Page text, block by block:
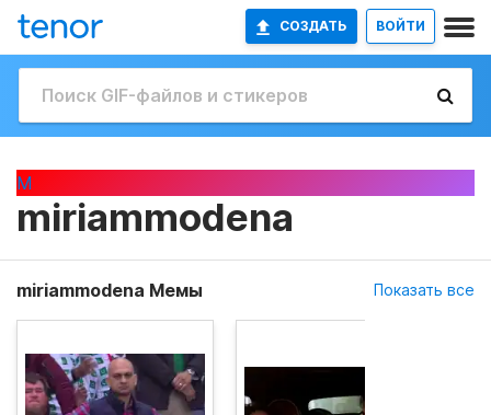
СОЗДАТЬ ВОЙТИ
M
miriammodena
miriammodena Мемы Показать все